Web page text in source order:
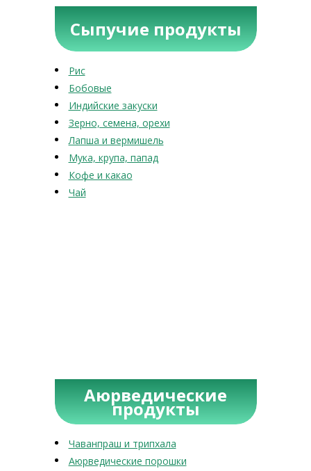
Сыпучие продукты
Рис
Бобовые
Индийские закуски
Зерно, семена, орехи
Лапша и вермишель
Мука, крупа, папад
Кофе и какао
Чай
Аюрведические
продукты
Чаванпраш и трипхала
Аюрведические порошки